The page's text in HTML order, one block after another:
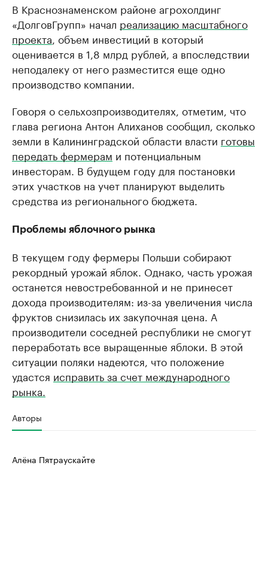
В Краснознаменском районе агрохолдинг
«ДолговГрупп» начал реализацию масштабного
проекта , объем инвестиций в который
оценивается в 1,8 млрд рублей, а впоследствии
неподалеку от него разместится еще одно
производство компании.
Говоря о сельхозпроизводителях, отметим, что
глава региона Антон Алиханов сообщил, сколько
земли в Калининградской области власти готовы
передать фермерам и потенциальным
инвесторам. В будущем году для постановки
этих участков на учет планируют выделить
средства из регионального бюджета.
Проблемы яблочного рынка
В текущем году фермеры Польши собирают
рекордный урожай яблок. Однако, часть урожая
останется невостребованной и не принесет
дохода производителям: из-за увеличения числа
фруктов снизилась их закупочная цена. А
производители соседней республики не смогут
переработать все выращенные яблоки. В этой
ситуации поляки надеются, что положение
удастся исправить за счет международного
рынка.
Авторы
Алёна Пятраускайте